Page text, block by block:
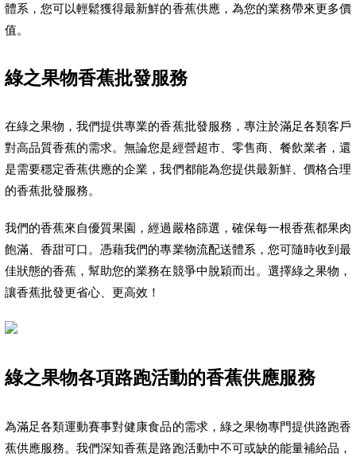
體系，您可以輕鬆獲得最新鮮的香蕉供應，為您的業務帶來更多價
值。
綠之果物香蕉批發服務
在綠之果物，我們提供專業的香蕉批發服務，專注於滿足各類客戶
對高品質香蕉的需求。無論您是經營超市、零售商、餐飲業者，還
是需要穩定香蕉供應的企業，我們都能為您提供最新鮮、價格合理
的香蕉批發服務。
我們的香蕉來自優質果園，經過嚴格篩選，確保每一根香蕉都果肉
飽滿、香甜可口。憑藉我們的專業物流配送體系，您可隨時收到最
佳狀態的香蕉，幫助您的業務在競爭中脫穎而出。選擇綠之果物，
讓香蕉批發更省心、更高效！
綠之果物各項路跑活動的香蕉供應服務
為滿足各類運動賽事對健康食品的需求，綠之果物專門提供路跑香
蕉供應服務。我們深知香蕉是路跑活動中不可或缺的能量補給品，